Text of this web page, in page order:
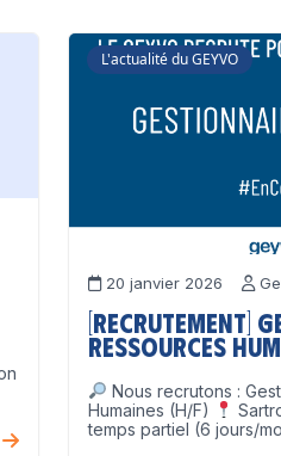
L'actualité du GEYVO
20 janvier 2026
[Recrutement]
Ressources
Nous recrutons :
Humaines (H/F)
temps partiel (6 jours/